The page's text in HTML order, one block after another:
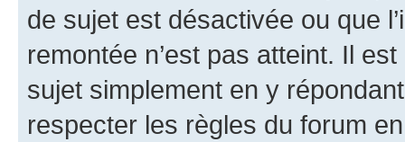
de sujet est désactivée ou que
remontée n’est pas atteint. Il
sujet simplement en y
respecter les règles du forum